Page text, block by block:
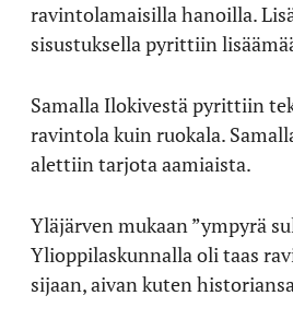
ravintolamaisilla hanoilla.
sisustuksella pyrittiin
Samalla Ilokivestä pyrittiin
ravintola kuin ruokala.
alettiin tarjota aamiaista.
Yläjärven mukaan ”ympyrä
Ylioppilaskunnalla oli taas
sijaan, aivan kuten